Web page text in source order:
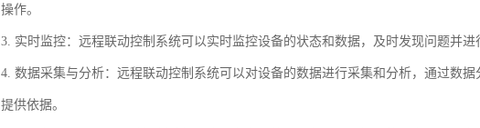
操作。
3. 实时监控：远程联动控制系统可以实时监控设备的状态和数据，及时发现问题并进
4. 数据采集与分析：远程联动控制系统可以对设备的数据进行采集和分析，通过数
提供依据。